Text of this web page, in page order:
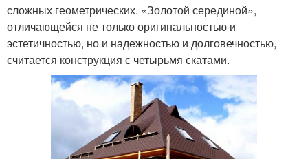
сложных геометрических. «Золотой серединой»,
отличающейся не только оригинальностью и
эстетичностью, но и надежностью и долговечностью,
считается конструкция с четырьмя скатами.